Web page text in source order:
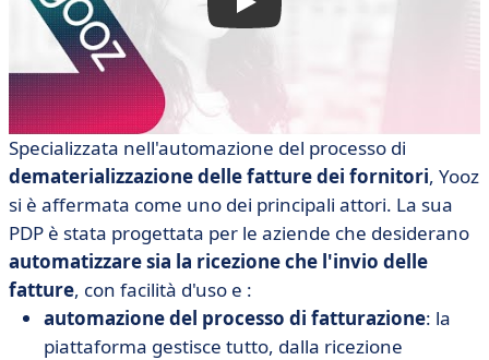
Specializzata nell'automazione del processo di
dematerializzazione delle fatture dei fornitori, Yooz
si è affermata come uno dei principali attori. La sua
PDP è stata progettata per le aziende che desiderano
automatizzare sia la ricezione che l'invio delle
fatture, con facilità d'uso e :
automazione del processo di fatturazione: la
piattaforma gestisce tutto, dalla ricezione